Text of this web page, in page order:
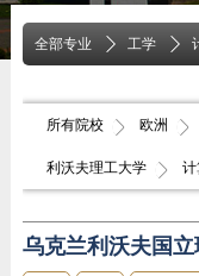
全部专业 工学
所有院校 欧洲
利沃夫理工大学 计
乌克兰利沃夫国